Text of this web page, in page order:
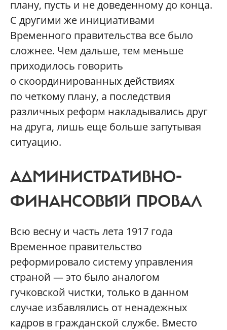
плану, пусть и не доведенному до конца.
С другими же инициативами
Временного правительства все было
сложнее. Чем дальше, тем меньше
приходилось говорить
о скоординированных действиях
по четкому плану, а последствия
различных реформ накладывались друг
на друга, лишь еще больше запутывая
ситуацию.
АДМИНИСТРАТИВНО-
ФИНАНСОВЫЙ ПРОВАЛ
Всю весну и часть лета 1917 года
Временное правительство
реформировало систему управления
страной — это было аналогом
гучковской чистки, только в данном
случае избавлялись от ненадежных
кадров в гражданской службе. Вместо